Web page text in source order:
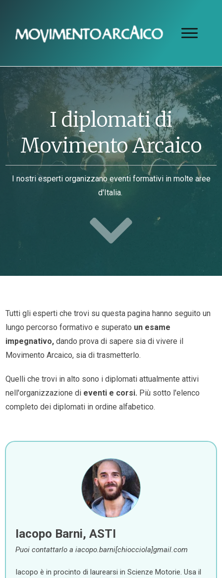
I diplomati di
Movimento Arcaico
I nostri esperti organizzano eventi formativi in molte aree
d'Italia.
Tutti gli esperti che trovi su questa pagina hanno seguito un
lungo percorso formativo e superato un esame
impegnativo, dando prova di sapere sia di vivere il
Movimento Arcaico, sia di trasmetterlo.
Quelli che trovi in alto sono i diplomati attualmente attivi
nell'organizzazione di eventi e corsi. Più sotto l'elenco
completo dei diplomati in ordine alfabetico.
Iacopo Barni, ASTI
Puoi contattarlo a iacopo.barni[chiocciola]gmail.com
Iacopo è in procinto di laurearsi in Scienze Motorie. Usa il